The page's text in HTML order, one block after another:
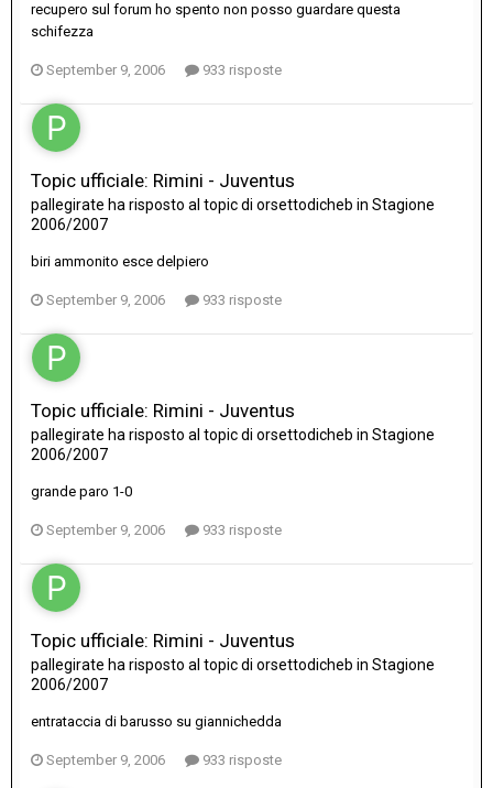
recupero sul forum ho spento non posso guardare questa
schifezza
September 9, 2006 933 risposte
Topic ufficiale: Rimini - Juventus
pallegirate ha risposto al topic di orsettodicheb in Stagione
2006/2007
biri ammonito esce delpiero
September 9, 2006 933 risposte
Topic ufficiale: Rimini - Juventus
pallegirate ha risposto al topic di orsettodicheb in Stagione
2006/2007
grande paro 1-0
September 9, 2006 933 risposte
Topic ufficiale: Rimini - Juventus
pallegirate ha risposto al topic di orsettodicheb in Stagione
2006/2007
entrataccia di barusso su giannichedda
September 9, 2006 933 risposte